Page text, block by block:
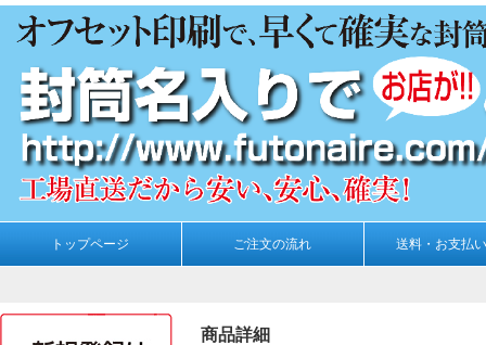
トップページ ご注文の流れ 送料・お支払
商品詳細